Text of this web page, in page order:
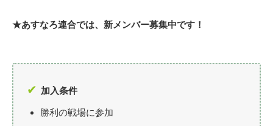
★あすなろ連合では、新メンバー募集中です！
加入条件
勝利の戦場に参加